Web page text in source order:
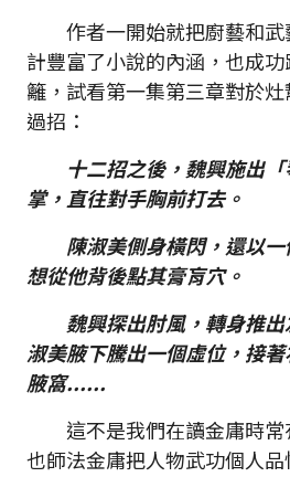
作者一開始就把廚藝和武
計豐富了小說的內涵，也成
籬，試看第一集第三章對於
過招：
十二招之後，魏興施出「
掌，直往對手胸前打去。
陳淑美側身橫閃，還以一
想從他背後點其膏肓穴。
魏興探出肘風，轉身推出
淑美腋下騰出一個虛位，接
腋窩......
這不是我們在讀金庸時常
也師法金庸把人物武功個人